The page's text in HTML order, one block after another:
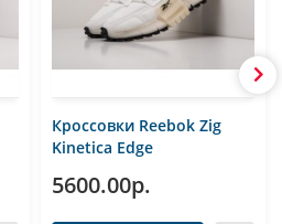
Кроссовки Reebok Zig
Kinetica Edge
5600.00р.